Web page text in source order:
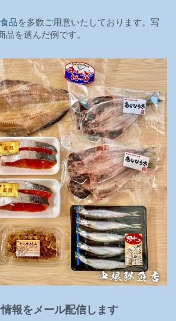
品を多数ご用意いたしております。写
を選んだ例です。
報をメール配信します